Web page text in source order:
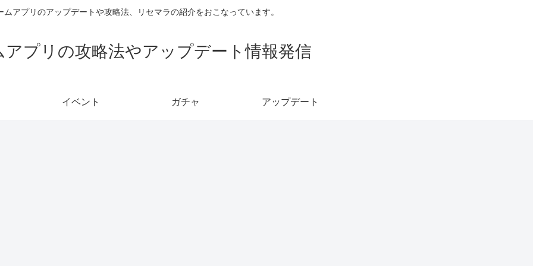
ムアプリのアップデートや攻略法、リセマラの紹介をおこなっています。
アプリの攻略法やアップデート情報発信
イベント ガチャ アップデート